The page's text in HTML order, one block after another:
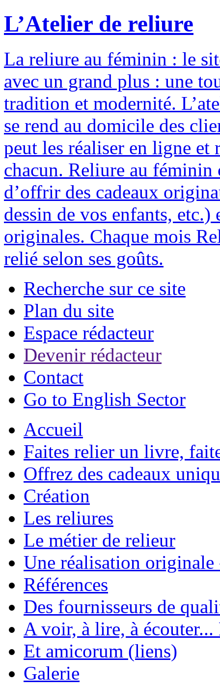
L’Atelier de reliure
La reliure au féminin : le
avec un grand plus : une
tradition et modernité.
se rend au domicile des
peut les réaliser en ligne et
chacun. Reliure au féminin
d’offrir des cadeaux
dessin de vos enfants,
originales. Chaque mois
relié selon ses goûts.
Recherche sur ce site
Plan du site
Espace rédacteur
Devenir rédacteur
Contact
Go to English Sector
Accueil
Faites relier un livre,
Offrez des cadeaux
Création
Les reliures
Le métier de relieur
Une réalisation
Références
Des fournisseurs de
A voir, à lire, à écouter...
Et amicorum (liens)
Galerie